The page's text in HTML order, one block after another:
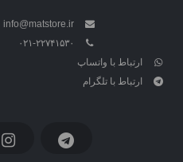
info@matstore.ir
۰۲۱-۲۲۷۴۱۵۳۰
ارتباط با واتساپ
ارتباط با تلگرام